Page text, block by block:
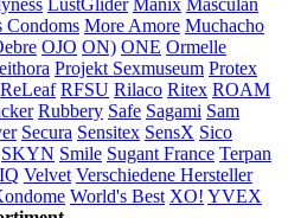
LustGlider Manix Masculan
Condoms More Amore Muchacho
OJO ON) ONE Ormelle
Projekt Sexmuseum Protex
ReLeaf RFSU Rilaco Ritex ROAM
Rubbery Safe Sagami Sam
Secura Sensitex SensX Sico
SKYN Smile Sugant France Terpan
Velvet Verschiedene Hersteller
World's Best XO! YVEX